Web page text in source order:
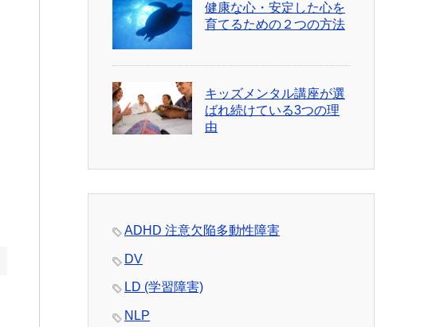
健康な心・安定した心を
育てるための２つの方法
キッズメンタル講座が選
ばれ続けている3つの理
由
ADHD 注意欠陥多動性障害
DV
LD (学習障害)
NLP